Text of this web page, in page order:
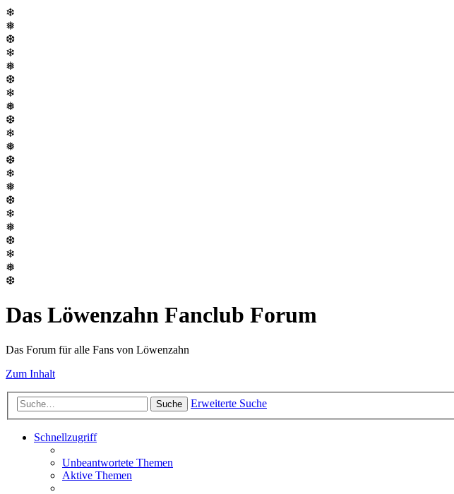
❄
❅
❆
❄
❅
❆
❄
❅
❆
❄
❅
❆
❄
❅
❆
❄
❅
❆
❄
❅
❆
Das Löwenzahn Fanclub Forum
Das Forum für alle Fans von Löwenzahn
Zum Inhalt
Suche Erweiterte Suche
Schnellzugriff
Unbeantwortete Themen
Aktive Themen